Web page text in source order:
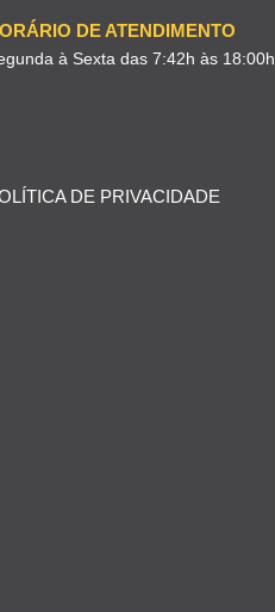
DE ATENDIMENTO
à Sexta das 7:42h às 18:00h
DE PRIVACIDADE